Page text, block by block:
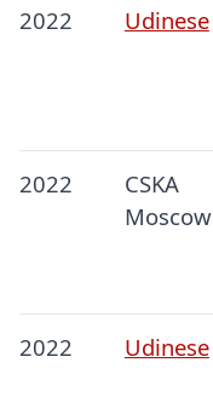
2022 Udinese
2022
CSKA
Moscow
2022 Udinese